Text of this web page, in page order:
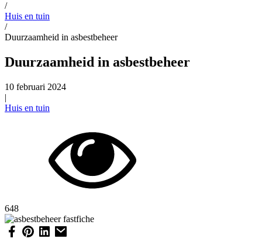
/
Huis en tuin
/
Duurzaamheid in asbestbeheer
Duurzaamheid in asbestbeheer
10 februari 2024
|
Huis en tuin
648